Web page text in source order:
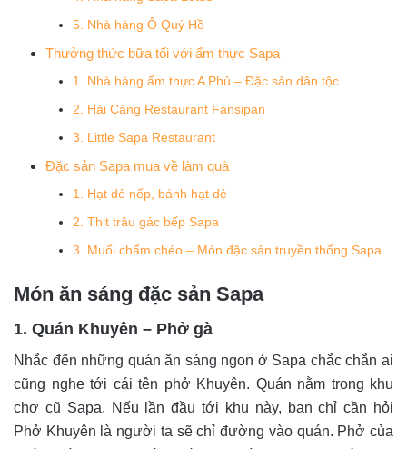
5. Nhà hàng Ô Quý Hồ
Thưởng thức bữa tối với ẩm thực Sapa
1. Nhà hàng ẩm thực A Phủ – Đặc sản dân tộc
2. Hải Cảng Restaurant Fansipan
3. Little Sapa Restaurant
Đặc sản Sapa mua về làm quà
1. Hạt dẻ nếp, bánh hạt dẻ
2. Thịt trâu gác bếp Sapa
3. Muối chẩm chéo – Món đặc sản truyền thống Sapa
Món ăn sáng đặc sản Sapa
1. Quán Khuyên – Phở gà
Nhắc đến những quán ăn sáng ngon ở Sapa chắc chắn ai
cũng nghe tới cái tên phở Khuyên. Quán nằm trong khu
chợ cũ Sapa. Nếu lần đầu tới khu này, bạn chỉ cần hỏi
Phở Khuyên là người ta sẽ chỉ đường vào quán. Phở của